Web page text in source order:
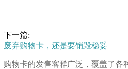
下一篇:
废弃购物卡，还是要销毁稳妥
购物卡的发售客群广泛，覆盖了各